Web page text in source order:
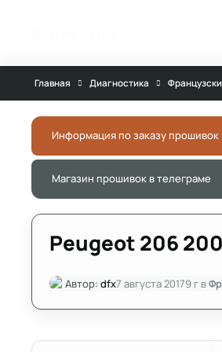
Главная Диагностика
Информация по заказу прошивок
Магазин прошивок в телеграме
Peugeot 206
Автор: dfx7 августа 20179 гв